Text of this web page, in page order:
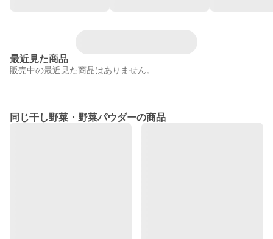
最近見た商品
販売中の最近見た商品はありません。
同じ干し野菜・野菜パウダーの商品